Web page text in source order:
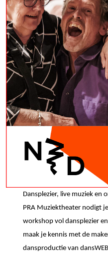
Dansplezier, live muziek en
PRA Muziektheater nodigt
workshop vol dansplezier
maak je kennis met de
dansproductie van